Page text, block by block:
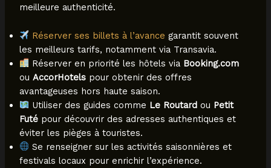
meilleure authenticité.
Réserver ses billets à l’avance garantit souvent
les meilleurs tarifs, notamment via Transavia.
Réserver en priorité les hôtels via Booking.com
ou AccorHotelspour obtenir des offres
avantageuses hors haute saison.
Utiliser des guides comme Le Routard ou Petit
Futépour découvrir des adresses authentiques et
éviter les pièges à touristes.
Se renseigner sur les activités saisonnières et
festivals locaux pour enrichir l’expérience.